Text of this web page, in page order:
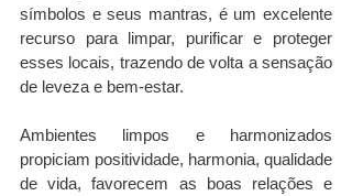
símbolos e seus mantras, é um excelente
recurso para limpar, purificar e proteger
esses locais, trazendo de volta a sensação
de leveza e bem-estar.
Ambientes limpos e harmonizados
propiciam positividade, harmonia, qualidade
de vida, favorecem as boas relações e